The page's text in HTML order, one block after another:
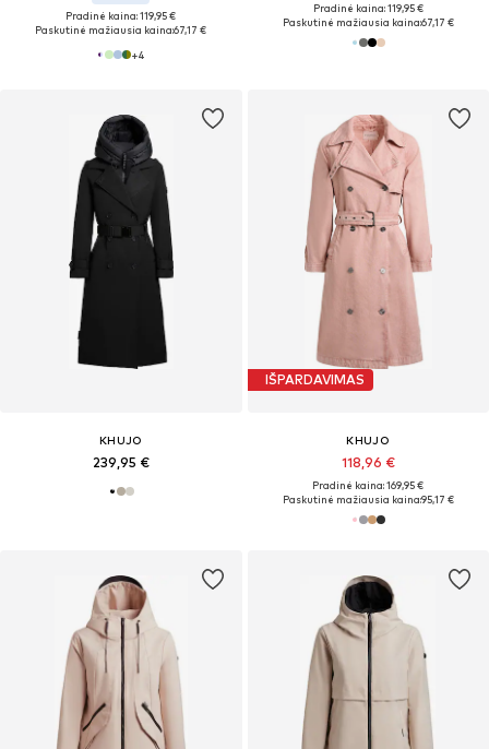
Pradinė kaina: 119,95 €
Paskutinė mažiausia kaina:67,17 €
+4
Pradinė kaina: 119,95 €
Paskutinė mažiausia kaina:67,17 €
KHUJO
239,95 €
IŠPARDAVIMAS
KHUJO
118,96 €
Pradinė kaina: 169,95 €
Paskutinė mažiausia kaina:95,17 €